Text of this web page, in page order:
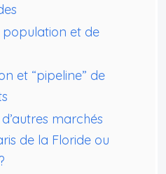
population et de
et “pipeline” de
marchés
de la Floride ou